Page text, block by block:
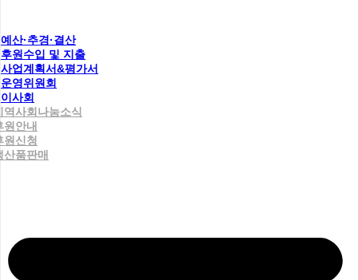
예산·추경·결산
후원수입 및 지출
사업계획서&평가서
운영위원회
이사회
역사회나눔소식
원안내
원신청
산품판매